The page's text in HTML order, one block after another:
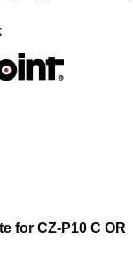
for CZ-P10 C OR